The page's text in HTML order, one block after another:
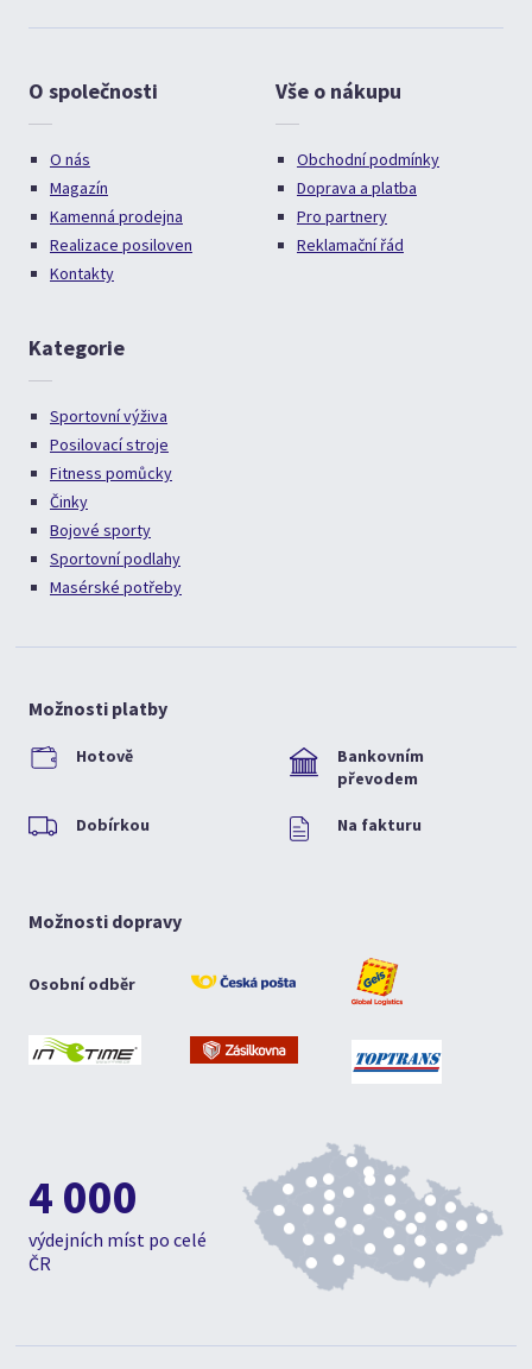
O společnosti
O nás
Magazín
Kamenná prodejna
Realizace posiloven
Kontakty
Vše o nákupu
Obchodní podmínky
Doprava a platba
Pro partnery
Reklamační řád
Kategorie
Sportovní výživa
Posilovací stroje
Fitness pomůcky
Činky
Bojové sporty
Sportovní podlahy
Masérské potřeby
Možnosti platby
Hotově
Bankovním
převodem
Dobírkou Na fakturu
Možnosti dopravy
Osobní odběr
4 000
výdejních míst po celé
ČR